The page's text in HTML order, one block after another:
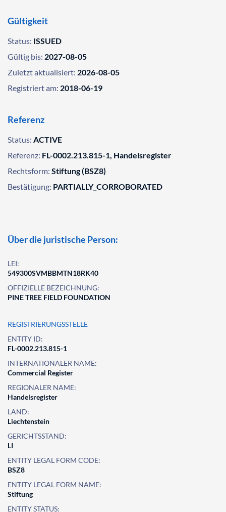
Gültigkeit
Status: ISSUED
Gültig bis: 2027-08-05
Zuletzt aktualisiert: 2026-08-05
Registriert am: 2018-06-19
Referenz
Status: ACTIVE
Referenz: FL-0002.213.815-1, Handelsregister
Rechtsform: Stiftung (BSZ8)
Bestätigung: PARTIALLY_CORROBORATED
Über die juristische Person:
LEI:
549300SVMBBMTN18RK40
OFFIZIELLE BEZEICHNUNG:
PINE TREE FIELD FOUNDATION
REGISTRIERUNGSSTELLE
ENTITY ID:
FL-0002.213.815-1
INTERNATIONALER NAME:
Commercial Register
REGIONALER NAME:
Handelsregister
LAND:
Liechtenstein
GERICHTSSTAND:
LI
ENTITY LEGAL FORM CODE:
BSZ8
ENTITY LEGAL FORM NAME:
Stiftung
ENTITY STATUS: